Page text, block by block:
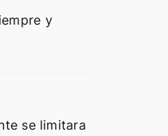
y
se limitara